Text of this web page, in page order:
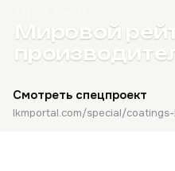
Мировой
Смотреть спецпроект
lkmportal.com/special/